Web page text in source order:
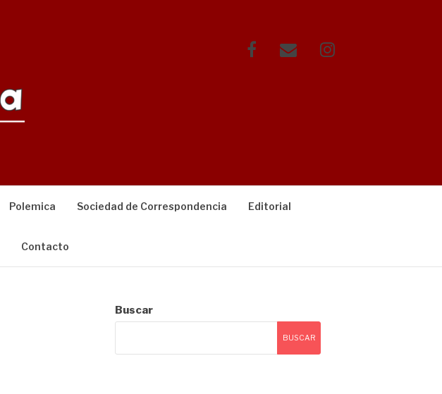
FacebookCorreo Instagram
Polemica Sociedad de Correspondencia Editorial
Contacto
Buscar
BUSCAR